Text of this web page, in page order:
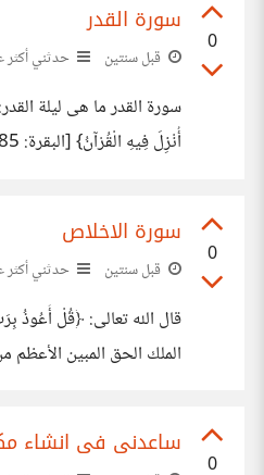
0
سورة القدر
قبل سنتين حدثني أكثر
أُنْزِلَ فِيهِ الْقُرْآنُ} [البقرة: 185]. https://learn-way-le.blogspot.com/2024/09/blog-post_85.html
0
سورة الاخلاص
قبل سنتين حدثني أكثر
الملك الحق المبين الأعظم
0
ساعدنى فى انشاء